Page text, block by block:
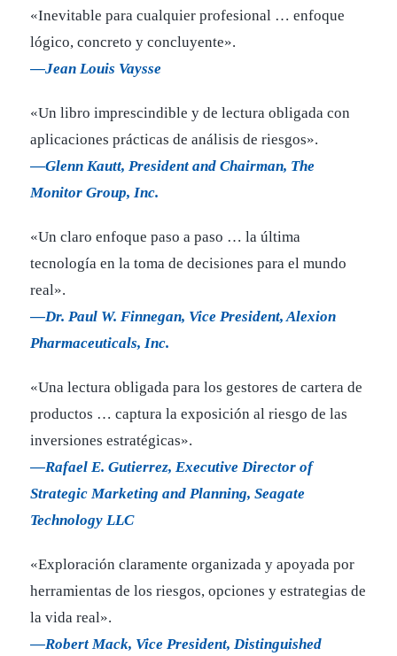
«Inevitable para cualquier profesional … enfoque
lógico, concreto y concluyente».
—Jean Louis Vaysse
«Un libro imprescindible y de lectura obligada con
aplicaciones prácticas de análisis de riesgos».
—Glenn Kautt, President and Chairman, The
Monitor Group, Inc.
«Un claro enfoque paso a paso … la última
tecnología en la toma de decisiones para el mundo
real».
—Dr. Paul W. Finnegan, Vice President, Alexion
Pharmaceuticals, Inc.
«Una lectura obligada para los gestores de cartera de
productos … captura la exposición al riesgo de las
inversiones estratégicas».
—Rafael E. Gutierrez, Executive Director of
Strategic Marketing and Planning, Seagate
Technology LLC
«Exploración claramente organizada y apoyada por
herramientas de los riesgos, opciones y estrategias de
la vida real».
—Robert Mack, Vice President, Distinguished